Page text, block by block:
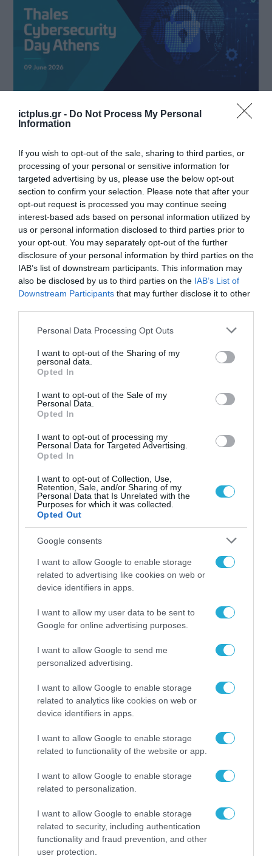
ictplus.gr - Do Not Process My Personal
Information
If you wish to opt-out of the sale, sharing to third parties, or
processing of your personal or sensitive information for
targeted advertising by us, please use the below opt-out
section to confirm your selection. Please note that after your
opt-out request is processed you may continue seeing
interest-based ads based on personal information utilized by
us or personal information disclosed to third parties prior to
your opt-out. You may separately opt-out of the further
disclosure of your personal information by third parties on the
IAB’s list of downstream participants. This information may
also be disclosed by us to third parties on the IAB’s List of
Downstream Participants that may further disclose it to other
Please note that this website/app uses one or more Google
not limited to your visit or usage behaviour. You may click to
grant or deny consent to Google and its third-party tags to
use your data for below specified purposes in below Google
consent section.
Personal Data Processing Opt Outs
I want to opt-out of the Sharing of my
personal data.
Opted In
I want to opt-out of the Sale of my
Personal Data.
Opted In
I want to opt-out of processing my
Personal Data for Targeted Advertising.
Opted In
I want to opt-out of Collection, Use,
Retention, Sale, and/or Sharing of my
Personal Data that Is Unrelated with the
Purposes for which it was collected.
Opted Out
Google consents
I want to allow Google to enable storage
related to advertising like cookies on web or
device identifiers in apps.
I want to allow my user data to be sent to
Google for online advertising purposes.
I want to allow Google to send me
personalized advertising.
I want to allow Google to enable storage
related to analytics like cookies on web or
device identifiers in apps.
I want to allow Google to enable storage
related to functionality of the website or app.
I want to allow Google to enable storage
related to personalization.
I want to allow Google to enable storage
related to security, including authentication
functionality and fraud prevention, and other
user protection.
ΕΚΔΗΛΩΣΕΙΣ
Η CLICO Greece ενισχύει τη
Sponsor στο Thales Cybersecurity
Day Athens
27.05.2026
ΒΡΑΒΕΙΑ - ΔΙΑΚΡΙΣΕΙΣ
Η CLICO Greece ανακοινώνει τη
διάκριση της συνεργάτιδας
Recorded Future ως Leader στο
Gartner Magic Quadrant 2026
ΡΟΗ ΕΙΔΗΣΕΩΝ